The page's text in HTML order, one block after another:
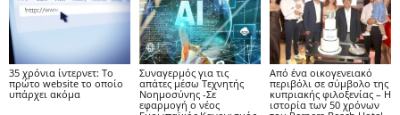
35 χρόνια ίντερνετ: Το
πρώτο website το οποίο
υπάρχει ακόμα
Συναγερμός για τις
απάτες μέσω Τεχνητής
Νοημοσύνης -Σε
εφαρμογή ο νέος
Από ένα οικογενειακό
περιβόλι σε σύμβολο της
κυπριακής φιλοξενίας – Η
ιστορία των 50 χρόνων